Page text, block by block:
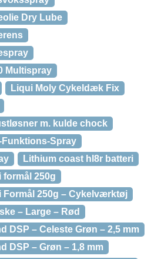
Dry Lube
Multispray
Liqui Moly Cykeldæk Fix
m. kulde chock
Funktions-Spray
Lithium coast hl8r batteri
formål 250g
Formål 250g – Cykelværktøj
– Large – Rød
DSP – Celeste Grøn – 2,5 mm
DSP – Grøn – 1,8 mm